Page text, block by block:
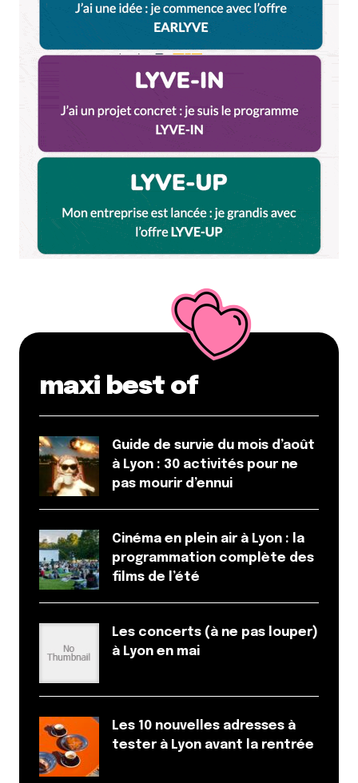
maxi best of
Guide de survie du mois d’août
à Lyon : 30 activités pour ne
pas mourir d’ennui
Cinéma en plein air à Lyon : la
programmation complète des
films de l’été
Les concerts (à ne pas louper)
à Lyon en mai
Les 10 nouvelles adresses à
tester à Lyon avant la rentrée